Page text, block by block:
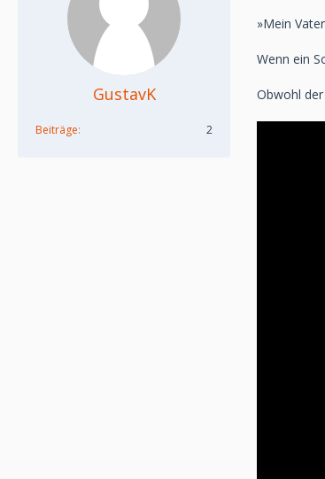
GustavK
Beiträge 2
»Mein
Wenn ein
Obwohl